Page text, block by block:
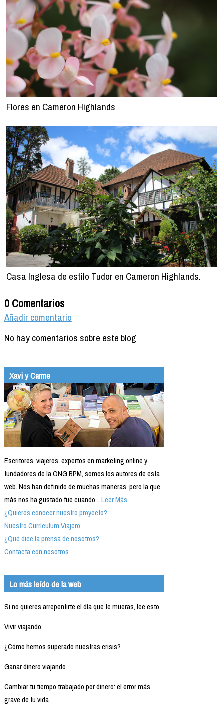
Flores en Cameron Highlands
Casa Inglesa de estilo Tudor en Cameron Highlands.
0 Comentarios
Añadir comentario
No hay comentarios sobre este blog
Xavi y Carme
Escritores, viajeros, expertos en marketing online y
fundadores de la ONG BPM, somos los autores de esta
web. Nos han definido de muchas maneras, pero la que
más nos ha gustado fue cuando...Leer Más
¿Quieres conocer nuestro proyecto?
Nuestro Currículum Viajero
¿Qué dice la prensa de nosotros?
Contacta con nosotros
Lo más leído de la web
Si no quieres arrepentirte el día que te mueras, lee esto
Vivir viajando
¿Cómo hemos superado nuestras crisis?
Ganar dinero viajando
Cambiar tu tiempo trabajado por dinero: el error más
grave de tu vida